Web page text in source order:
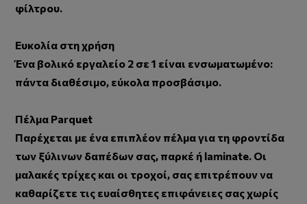
φίλτρου.
Ευκολία στη χρήση
Ένα βολικό εργαλείο 2 σε 1 είναι ενσωματωμένο:
πάντα διαθέσιμο, εύκολα προσβάσιμο.
Πέλμα Parquet
Παρέχεται με ένα επιπλέον πέλμα για τη φροντίδα
των ξύλινων δαπέδων σας, παρκέ ή laminate. Οι
μαλακές τρίχες και οι τροχοί, σας επιτρέπουν να
καθαρίζετε τις ευαίσθητες επιφάνειες σας χωρίς